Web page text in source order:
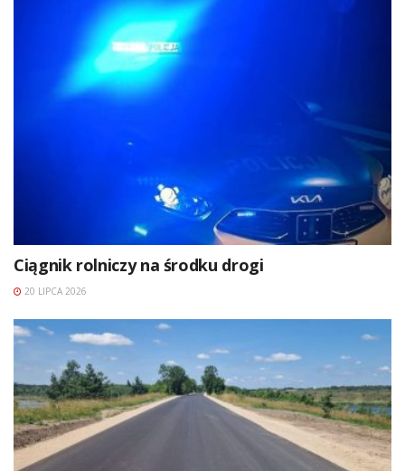
Ciągnik rolniczy na środku drogi
20 LIPCA 2026